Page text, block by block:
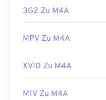
Erstveröffentlichung:
https://www.loc.gov/
3G2 Zu M4A
MPV Zu M4A
XVID Zu M4A
M1V Zu M4A